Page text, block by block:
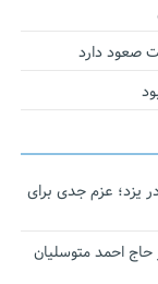
صعود دارد
یزد؛ عزم جدی برای
حاج احمد متوسلیان